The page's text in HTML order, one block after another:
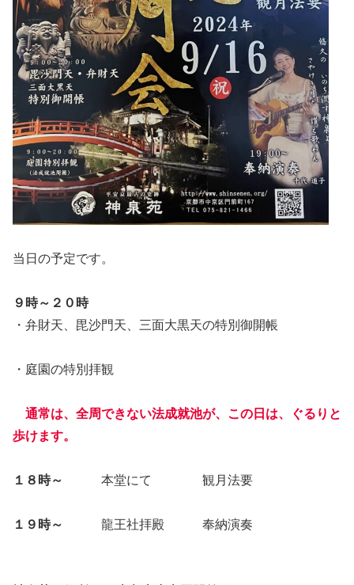
当日の予定です。
９時～２０時
・弁財天、毘沙門天、三面大黒天の特別御開帳
・庭園の特別拝観
通常は、全周できない法成就池が、この日は、ぐるりと
歩けます。
１８時～ 本堂にて 観月法要
１９時～ 龍王社拝殿 奉納演奏